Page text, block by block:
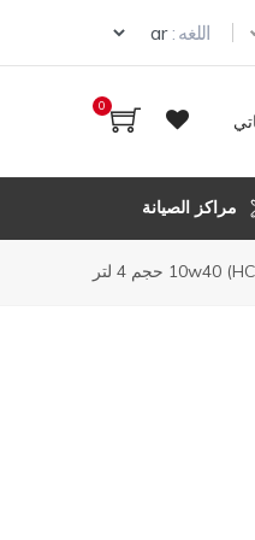
اللغه :
Select your language
0
مراكز الصيانة